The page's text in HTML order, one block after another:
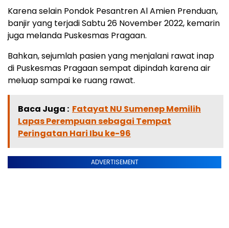
Karena selain Pondok Pesantren Al Amien Prenduan,
banjir yang terjadi Sabtu 26 November 2022, kemarin
juga melanda Puskesmas Pragaan.
Bahkan, sejumlah pasien yang menjalani rawat inap
di Puskesmas Pragaan sempat dipindah karena air
meluap sampai ke ruang rawat.
Baca Juga : Fatayat NU Sumenep Memilih
Lapas Perempuan sebagai Tempat
Peringatan Hari Ibu ke-96
ADVERTISEMENT